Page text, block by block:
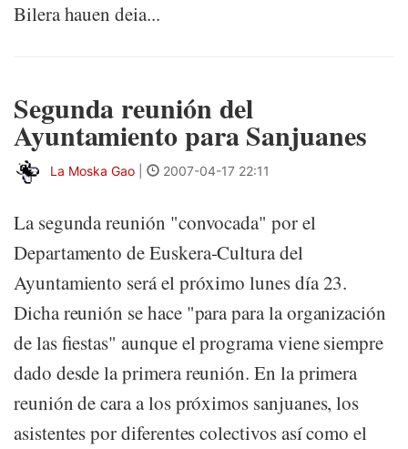
Bilera hauen deia...
Segunda reunión del
Ayuntamiento para Sanjuanes
La Moska Gao 2007-04-17 22:11
La segunda reunión "convocada" por el
Departamento de Euskera-Cultura del
Ayuntamiento será el próximo lunes día 23.
Dicha reunión se hace "para para la organización
de las fiestas" aunque el programa viene siempre
dado desde la primera reunión. En la primera
reunión de cara a los próximos sanjuanes, los
asistentes por diferentes colectivos así como el